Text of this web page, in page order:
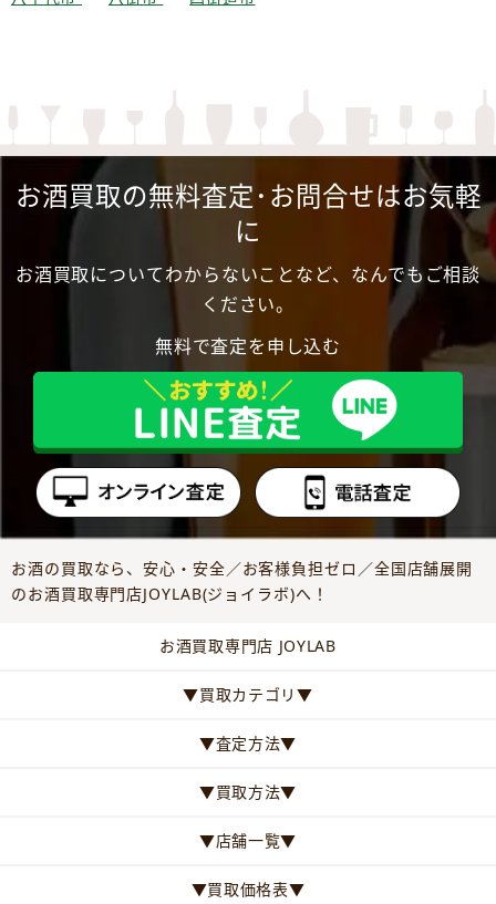
お酒買取の無料査定･お問合せはお気軽
に
お酒買取についてわからないことなど、なんでもご相談
ください。
無料で査定を申し込む
お酒の買取なら、安心・安全／お客様負担ゼロ／全国店舗展開
のお酒買取専門店JOYLAB(ジョイラボ)へ！
お酒買取専門店 JOYLAB
▼買取カテゴリ▼
▼査定方法▼
▼買取方法▼
▼店舗一覧▼
▼買取価格表▼